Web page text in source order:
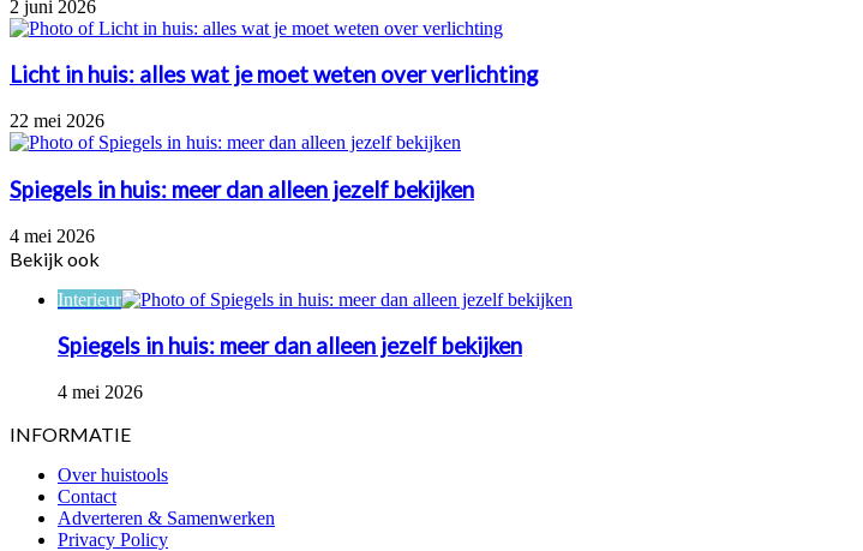
2 juni 2026
Licht in huis: alles wat je moet weten over verlichting
22 mei 2026
Spiegels in huis: meer dan alleen jezelf bekijken
4 mei 2026
Bekijk ook
Interieur
Spiegels in huis: meer dan alleen jezelf bekijken
4 mei 2026
INFORMATIE
Over huistools
Contact
Adverteren & Samenwerken
Privacy Policy